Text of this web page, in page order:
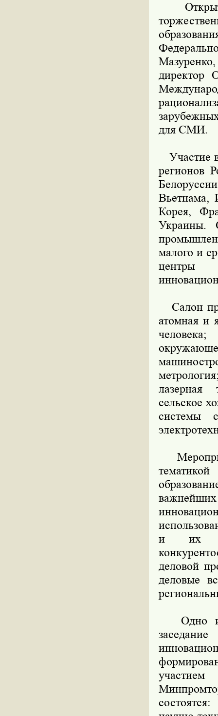
директор
для СМИ.
Участие
регионов
Вьетнама,
Корея,
Украины.
малого и
центры
Салон
атомная и
лазерная
сельское
системы
и их
деловой
деловые
Одно из